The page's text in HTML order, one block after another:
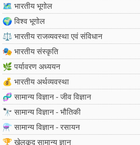
🗺️ भारतीय भूगोल
🌍 विश्व भूगोल
⚖️ भारतीय राजव्यवस्था एवं संविधान
🎭 भारतीय संस्कृति
🌿 पर्यावरण अध्ययन
💰 भारतीय अर्थव्यवस्था
🧬 सामान्य विज्ञान - जीव विज्ञान
🔭 सामान्य विज्ञान - भौतिकी
⚗️ सामान्य विज्ञान - रसायन
🏆 खेलकूद सामान्य ज्ञान